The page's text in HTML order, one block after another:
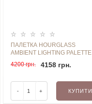
ПАЛЕТКА HOURGLASS
AMBIENT LIGHTING PALETTE
4200 грн.
4158 грн.
- + КУПИТИ